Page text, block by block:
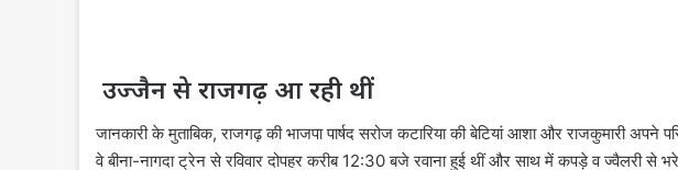
उज्जैन से राजगढ़ आ रही थीं
जानकारी के मुताबिक, राजगढ़ की भाजपा पार्षद सरोज कटारिया की बेटियां आशा और राजकुमारी
वे बीना-नागदा ट्रेन से रविवार दोपहर करीब 12:30 बजे रवाना हुई थीं और साथ में कपड़े व ज्वैलरी से